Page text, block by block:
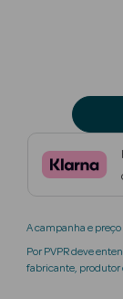
Beauty
A campanha e preço
Por PVPR deve
fabricante, produtor